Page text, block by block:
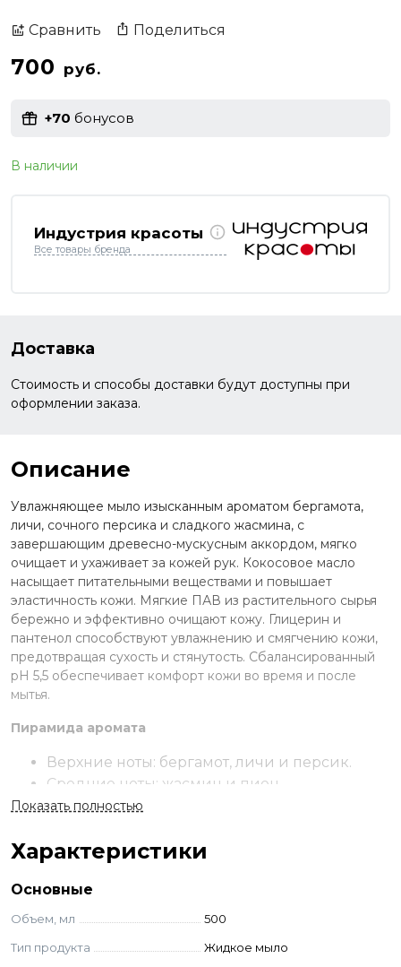
Сравнить Поделиться
700 руб.
+70 бонусов
В наличии
Индустрия красоты
Все товары бренда
Доставка
Стоимость и способы доставки будут доступны при
оформлении заказа.
Описание
Увлажняющее мыло изысканным ароматом бергамота,
личи, сочного персика и сладкого жасмина, с
завершающим древесно-мускусным аккордом, мягко
очищает и ухаживает за кожей рук. Кокосовое масло
насыщает питательными веществами и повышает
эластичность кожи. Мягкие ПАВ из растительного сырья
бережно и эффективно очищают кожу. Глицерин и
пантенол способствуют увлажнению и смягчению кожи,
предотвращая сухость и стянутость. Сбалансированный
pH 5,5 обеспечивает комфорт кожи во время и после
мытья.
Пирамида аромата
Верхние ноты: бергамот, личи и персик.
Средние ноты: жасмин и пион.
Базовые ноты: древесные ноты, мох и
Применение
Нанесите небольшое количество жидкого мыла на
влажные руки, вспеньте, тщательно смойте водой.
Состав
Показать полностью
Характеристики
Основные
Объем, мл
500
Тип продукта
Жидкое мыло